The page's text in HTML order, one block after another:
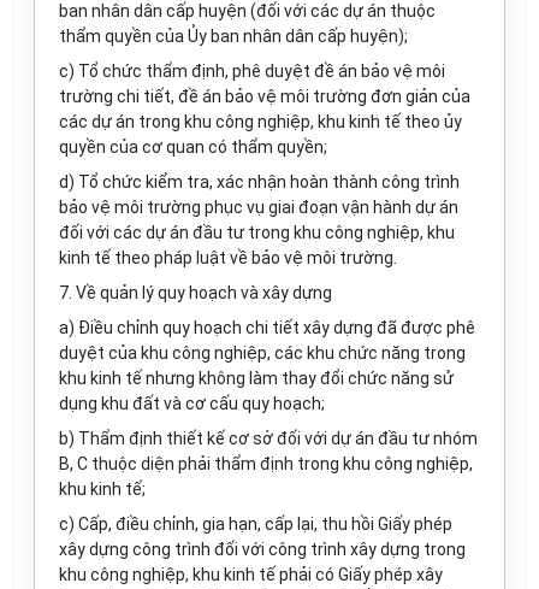
ban nhân dân cấp huyện (đối với các dự án thuộc
thẩm quyền của Ủy ban nhân dân cấp huyện);
c) Tổ chức thẩm định, phê duyệt đề án bảo vệ môi
trường chi tiết, đề án bảo vệ môi trường đơn giản của
các dự án trong khu công nghiệp, khu kinh tế theo ủy
quyền của cơ quan có thẩm quyền;
d) Tổ chức kiểm tra, xác nhận hoàn thành công trình
bảo vệ môi trường phục vụ giai đoạn vận hành dự án
đối với các dự án đầu tư trong khu công nghiệp, khu
kinh tế theo pháp luật về bảo vệ môi trường.
7. Về quản lý quy hoạch và xây dựng
a) Điều chỉnh quy hoạch chi tiết xây dựng đã được phê
duyệt của khu công nghiệp, các khu chức năng trong
khu kinh tế nhưng không làm thay đổi chức năng sử
dụng khu đất và cơ cấu quy hoạch;
b) Thẩm định thiết kế cơ sở đối với dự án đầu tư nhóm
B, C thuộc diện phải thẩm định trong khu công nghiệp,
khu kinh tế;
c) Cấp, điều chỉnh, gia hạn, cấp lại, thu hồi Giấy phép
xây dựng công trình đối với công trình xây dựng trong
khu công nghiệp, khu kinh tế phải có Giấy phép xây